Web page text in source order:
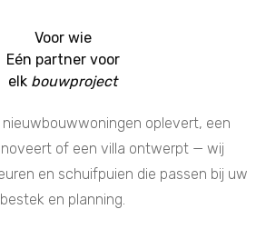
Voor wie
Eén partner voor
elk bouwproject
nieuwbouwwoningen oplevert, een
of een villa ontwerpt — wij
en schuifpuien die passen bij uw
bestek en planning.